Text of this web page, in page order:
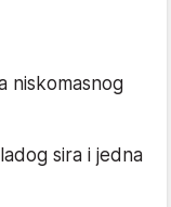
niskomasnog
sira i jedna